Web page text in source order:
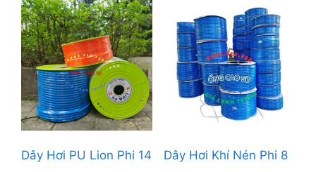
Dây Hơi PU Lion Phi 14 Dây Hơi Khí Nén Phi 8